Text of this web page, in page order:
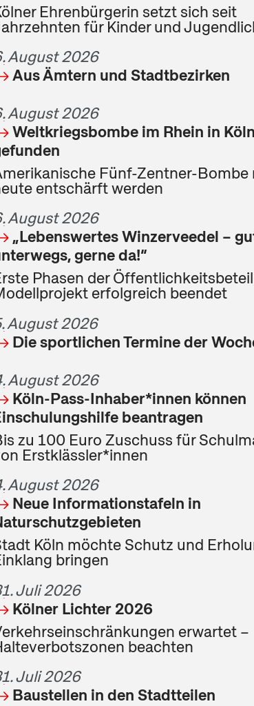
Ehrenbürgerin setzt sich seit
für Kinder und
August 2026
Aus Ämtern und Stadtbezirken
August 2026
Weltkriegsbombe im Rhein in
Fünf-Zentner-Bombe
entschärft werden
August 2026
„Lebenswertes Winzerveedel –
gerne da!“
Phasen der
erfolgreich beendet
August 2026
Die sportlichen Termine der
August 2026
Köln-Pass-Inhaber*innen können
beantragen
zu 100 Euro Zuschuss für
Erstklässler*innen
August 2026
Neue Informationstafeln in
Köln möchte Schutz und
bringen
Juli 2026
Kölner Lichter 2026
erwartet –
beachten
Juli 2026
Baustellen in den Stadtteilen